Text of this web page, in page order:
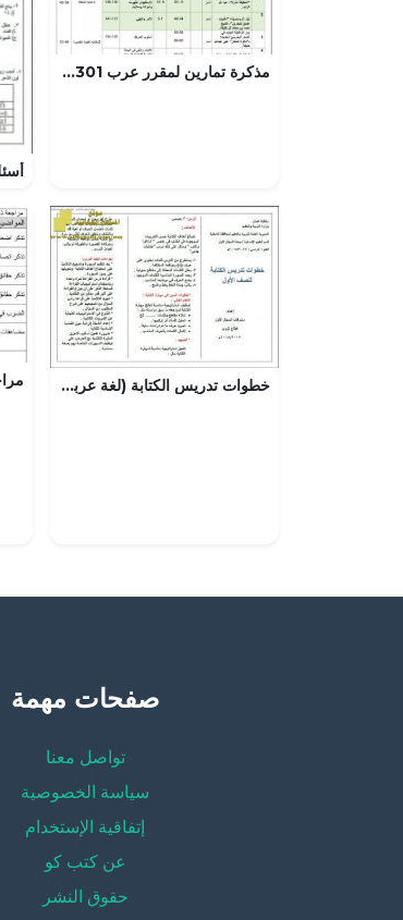
مذكرة تمارين لمقرر عرب 301،نصوص من الأدب البحريني مع قضايا نحويّة (لغة عربية) الثالث الثانوي
خطوات تدريس الكتابة (لغة عربية) الأول
صفحات مهمة
تواصل معنا
سياسة الخصوصية
إتفاقية الإستخدام
عن كتب كو
حقوق النشر